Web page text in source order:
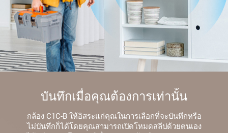
บันทึกเมื่อคุณต้องการเท่านั้น
กล้อง C1C-B ให้อิสระแก่คุณในการเลือกที่จะบันทึกหรือ
ไม่บันทึกก็ได้โดยคุณสามารถเปิดโหมดสลีปด้วยตนเอง